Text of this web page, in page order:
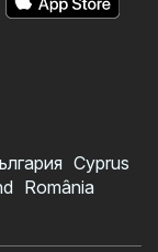
Cyprus
România